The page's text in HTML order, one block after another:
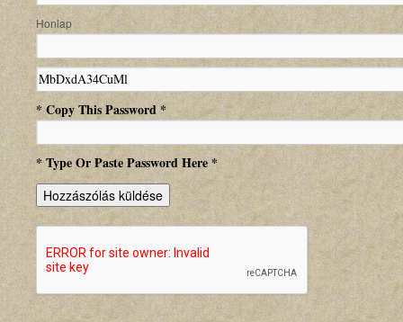
Honlap
* Copy This Password *
* Type Or Paste Password Here *